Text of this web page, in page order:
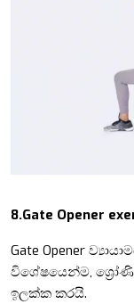
8.Gate Opener
Gate Opener
විශේෂයෙන්ම,
ඉලක්ක කරයි.